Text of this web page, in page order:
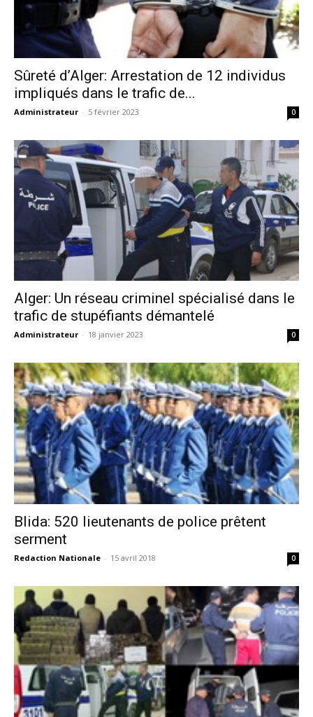
Sûreté d’Alger: Arrestation de 12 individus
impliqués dans le trafic de...
Administrateur - 5 février 2023 0
Alger: Un réseau criminel spécialisé dans le
trafic de stupéfiants démantelé
Administrateur - 18 janvier 2023 0
Blida: 520 lieutenants de police prêtent
serment
Redaction Nationale - 15 avril 2018 0